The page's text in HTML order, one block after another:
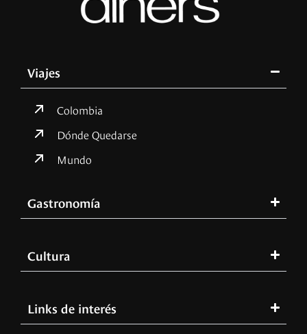
Viajes
Colombia
Dónde Quedarse
Mundo
Gastronomía
Cultura
Links de interés